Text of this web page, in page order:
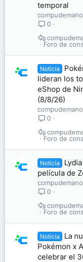
temporal
compudemano
0
Foro de
Noticia
lideran los
eShop de
(8/8/26)
compudemano
0
Foro de
Noticia
película de
compudemano
0
Foro de
Noticia
La
Pokémon x
celebrar el